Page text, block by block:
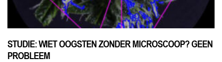
STUDIE: WIET OOGSTEN ZONDER MICROSCOOP? GEEN
PROBLEEM